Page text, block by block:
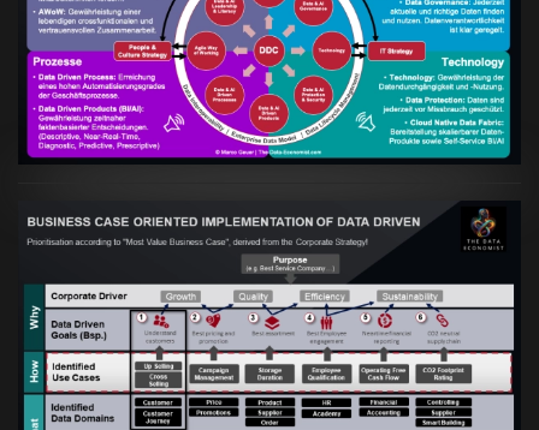
Artikel:Kennst Du schon die "Head Phone
Data Driven Strategy"?
VIEW
Artikel:
Business Case orientierte
Etablierung einer Data Driven Company
VIEW